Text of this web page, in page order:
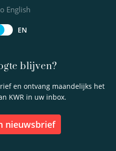
blijven?
en ontvang maandelijks het
KWR in uw inbox.
nieuwsbrief
English
EN